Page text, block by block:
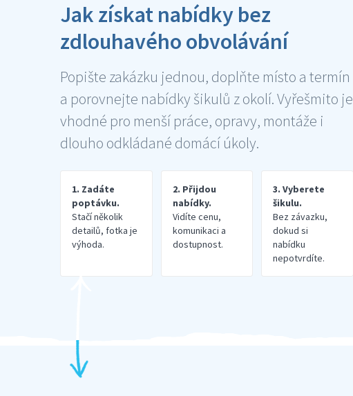
Jak získat nabídky bez
zdlouhavého obvolávání
Popište zakázku jednou, doplňte místo a termín
a porovnejte nabídky šikulů z okolí. Vyřešmito je
vhodné pro menší práce, opravy, montáže i
dlouho odkládané domácí úkoly.
1. Zadáte
poptávku.
Stačí několik
detailů, fotka je
výhoda.
2. Přijdou
nabídky.
Vidíte cenu,
komunikaci a
dostupnost.
3. Vyberete
šikulu.
Bez závazku,
dokud si
nabídku
nepotvrdíte.